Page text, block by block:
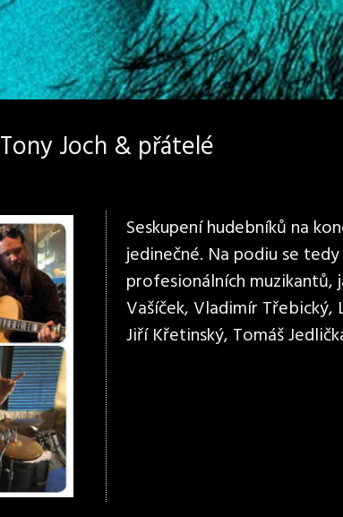
Tony Joch & přátelé
Seskupení hudebníků na
jedinečné. Na podiu se
profesionálních muzikantů,
Vašíček, Vladimír Třebický,
Jiří Křetinský, Tomáš